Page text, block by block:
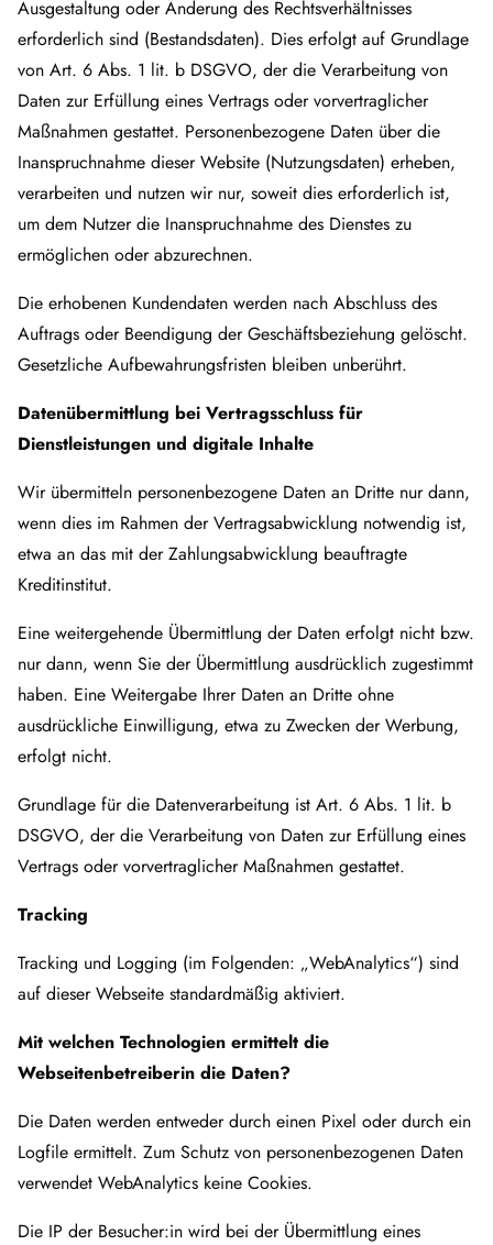
Ausgestaltung oder Änderung des Rechtsverhältnisses
erforderlich sind (Bestandsdaten). Dies erfolgt auf Grundlage
von Art. 6 Abs. 1 lit. b DSGVO, der die Verarbeitung von
Daten zur Erfüllung eines Vertrags oder vorvertraglicher
Maßnahmen gestattet. Personenbezogene Daten über die
Inanspruchnahme dieser Website (Nutzungsdaten) erheben,
verarbeiten und nutzen wir nur, soweit dies erforderlich ist,
um dem Nutzer die Inanspruchnahme des Dienstes zu
ermöglichen oder abzurechnen.
Die erhobenen Kundendaten werden nach Abschluss des
Auftrags oder Beendigung der Geschäftsbeziehung gelöscht.
Gesetzliche Aufbewahrungsfristen bleiben unberührt.
Datenübermittlung bei Vertragsschluss für
Dienstleistungen und digitale Inhalte
Wir übermitteln personenbezogene Daten an Dritte nur dann,
wenn dies im Rahmen der Vertragsabwicklung notwendig ist,
etwa an das mit der Zahlungsabwicklung beauftragte
Kreditinstitut.
Eine weitergehende Übermittlung der Daten erfolgt nicht bzw.
nur dann, wenn Sie der Übermittlung ausdrücklich zugestimmt
haben. Eine Weitergabe Ihrer Daten an Dritte ohne
ausdrückliche Einwilligung, etwa zu Zwecken der Werbung,
erfolgt nicht.
Grundlage für die Datenverarbeitung ist Art. 6 Abs. 1 lit. b
DSGVO, der die Verarbeitung von Daten zur Erfüllung eines
Vertrags oder vorvertraglicher Maßnahmen gestattet.
Tracking
Tracking und Logging (im Folgenden: „WebAnalytics“) sind
auf dieser Webseite standardmäßig aktiviert.
Mit welchen Technologien ermittelt die
Webseitenbetreiberin die Daten?
Die Daten werden entweder durch einen Pixel oder durch ein
Logfile ermittelt. Zum Schutz von personenbezogenen Daten
verwendet WebAnalytics keine Cookies.
Die IP der Besucher:in wird bei der Übermittlung eines